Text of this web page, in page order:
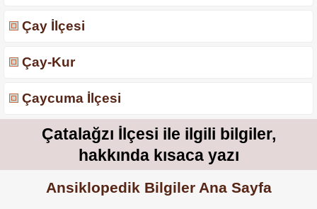
Çay İlçesi
Çay-Kur
Çaycuma İlçesi
Çatalağzı İlçesi ile ilgili bilgiler,
hakkında kısaca yazı
Ansiklopedik Bilgiler Ana Sayfa